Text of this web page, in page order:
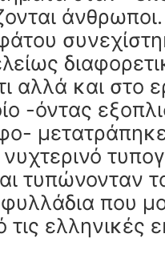
αλλά και στο
-όντας
τυπώνονταν
φυλλάδια που
ελληνικές